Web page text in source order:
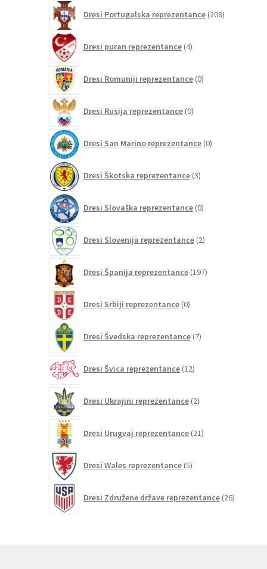
Dresi Portugalska reprezentance 208izdelkov
Dresi puran reprezentance 4izdelki
Dresi Romuniji reprezentance 0izdelkov
Dresi Rusija reprezentance 0izdelkov
Dresi San Marino reprezentance 0izdelkov
Dresi Škotska reprezentance 3izdelki
Dresi Slovaška reprezentance 0izdelkov
Dresi Slovenija reprezentance 2izdelka
Dresi Španija reprezentance 197izdelkov
Dresi Srbiji reprezentance 0izdelkov
Dresi Švedska reprezentance 7izdelkov
Dresi Švica reprezentance 12izdelkov
Dresi Ukrajini reprezentance 2izdelka
Dresi Urugvaj reprezentance 21izdelkov
Dresi Wales reprezentance 5izdelkov
Dresi Združene države reprezentance 26izdelkov